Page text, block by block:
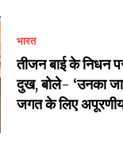
भारत
तीजन बाई के निधन
दुख, बोले- ‘उनका
जगत के लिए अपूरणीय